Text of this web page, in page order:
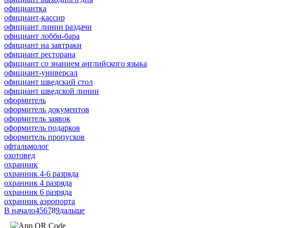
официантка
официант-кассир
официант линии раздачи
официант лобби-бара
официант на завтраки
официант ресторана
официант со знанием английского языка
официант-универсал
официант шведский стол
официант шведской линии
оформитель
оформитель документов
оформитель заявок
оформитель подарков
оформитель пропусков
офтальмолог
охотовед
охранник
охранник 4-6 разряда
охранник 4 разряда
охранник 6 разряда
охранник аэропорта
В начало456789дальше